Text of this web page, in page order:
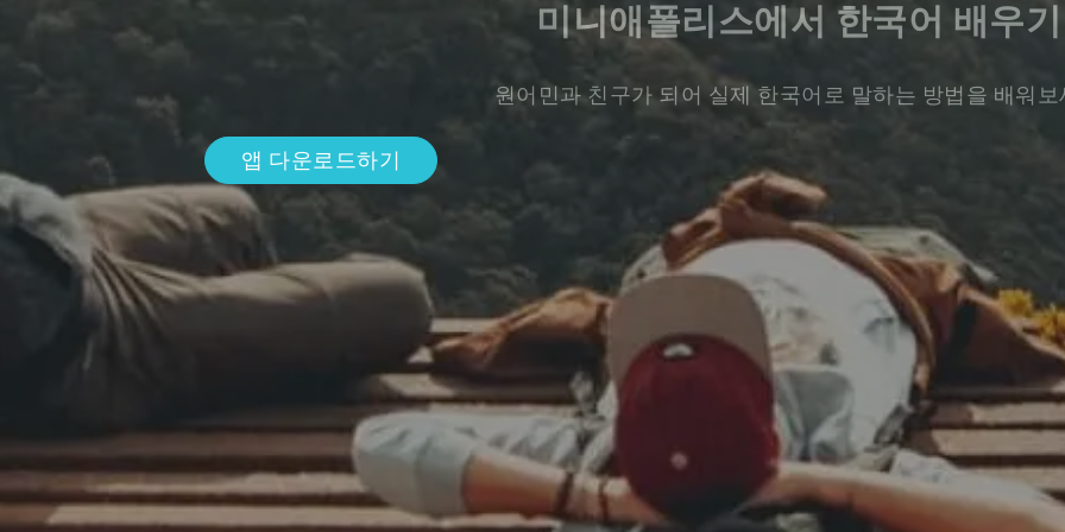
미니애폴리스에서 한국어 배우기
원어민과 친구가 되어 실제 한국어로 말하는 방법을 배워보
앱 다운로드하기